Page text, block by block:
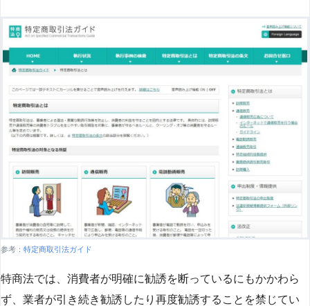
参考： 特定商取引法ガイド
特商法では、消費者が明確に勧誘を断っているにもかかわら
ず、業者が引き続き勧誘したり再度勧誘することを禁じてい